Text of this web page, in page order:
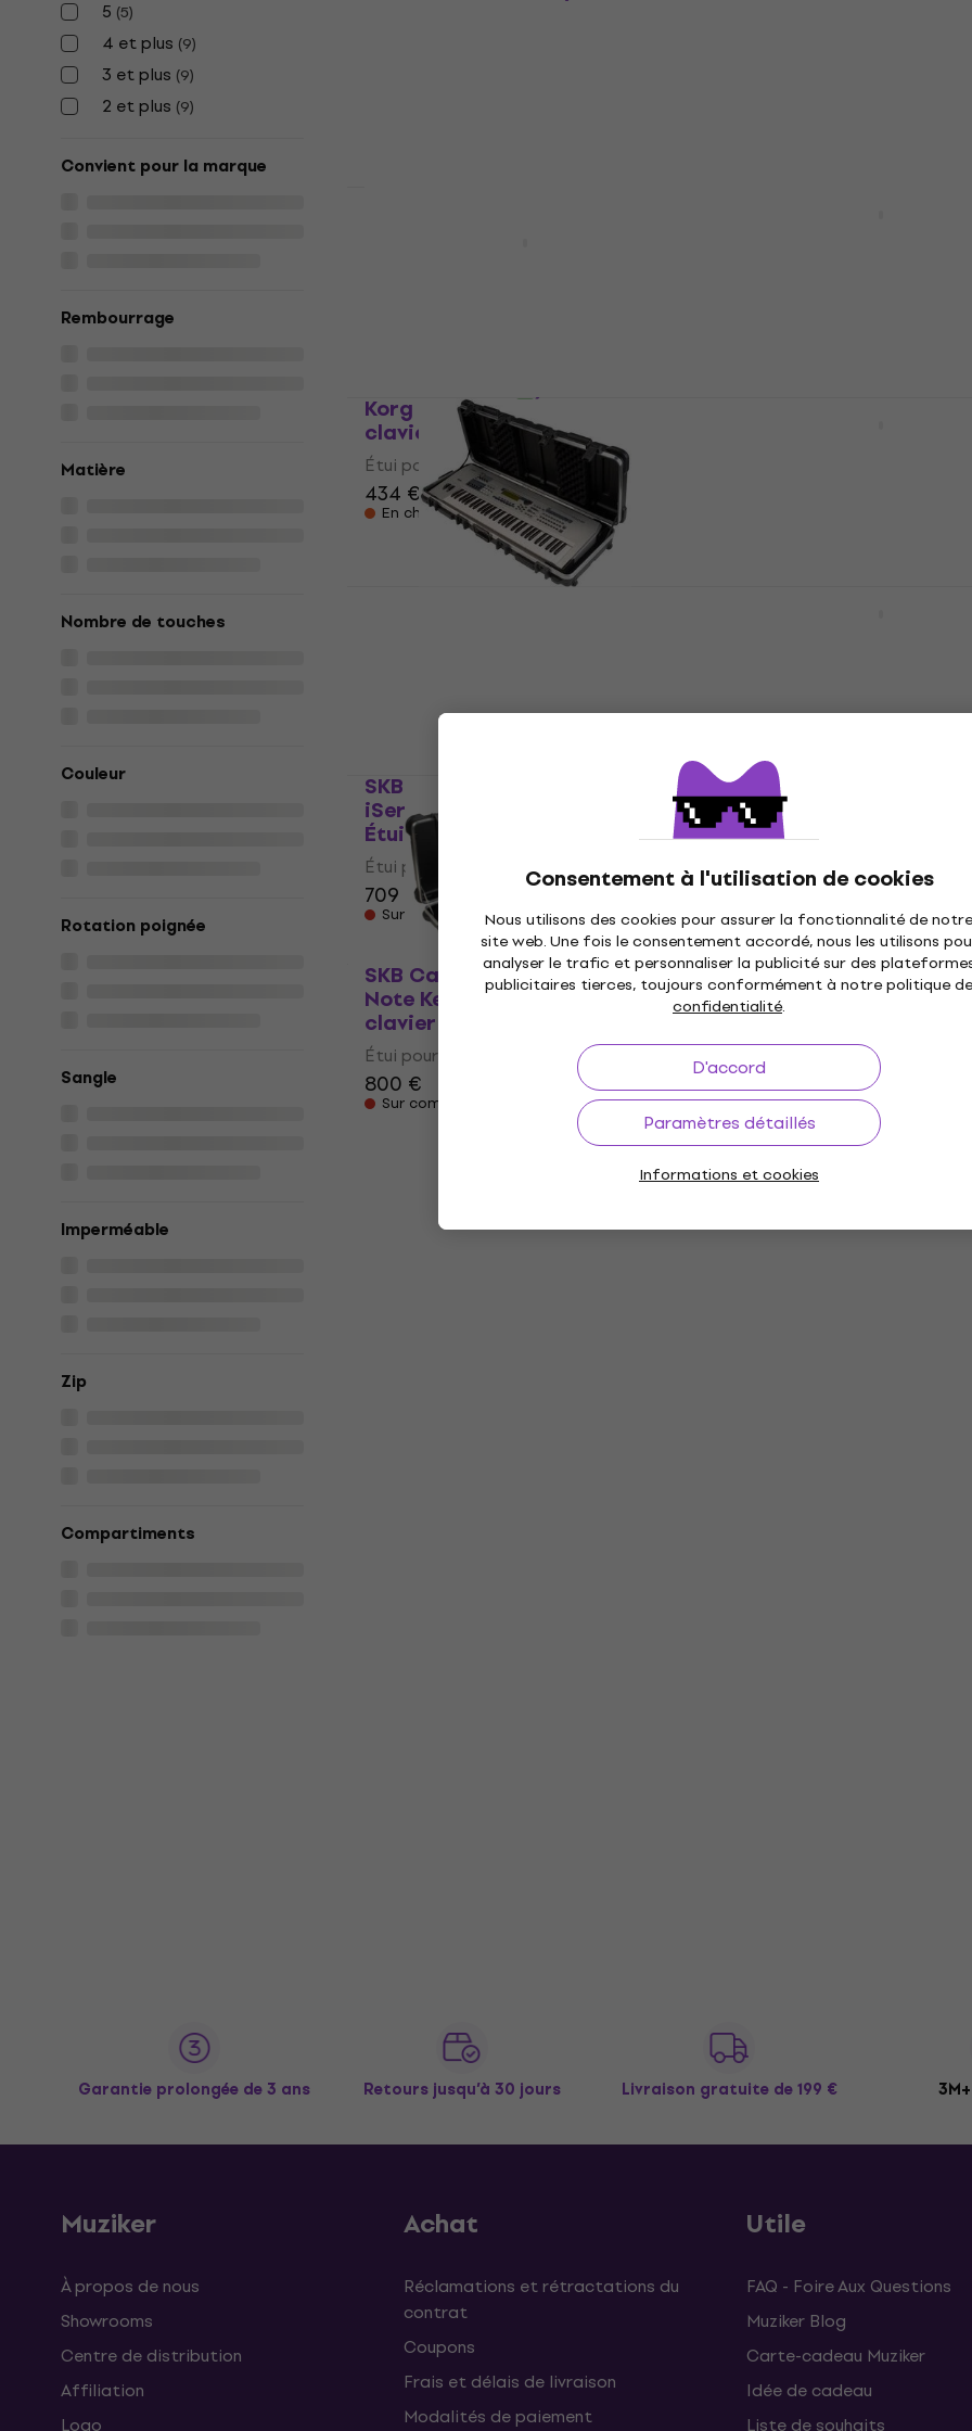
Consentement à l'utilisation de cookies
Nous utilisons des cookies pour assurer la fonctionnalité de notre
site web. Une fois le consentement accordé, nous les utilisons
analyser le trafic et personnaliser la publicité sur des
publicitaires tierces, toujours conformément à notre politique de
confidentialité.
D'accord
Paramètres détaillés
Informations et cookies
5 (5)
4 et plus (9)
3 et plus (9)
2 et plus (9)
Convient pour la marque
Rembourrage
Matière
Nombre de touches
Couleur
Rotation poignée
Sangle
Imperméable
Zip
Compartiments
Gator GTSA-KEY61 Étui pour
Korg HC-88 Key Étui pour
clavier
Étui pour clavier
434 €
En chemin
SKB Cases 1SKB-4214W 61 Note
Sur commande uniquement
453 €
SKB Cases 3I-6018-TKBD
iSeries 88-note Keyboard Case
Étui pour clavier
Étui pour clavier
709 €
Sur commande uniquement
SKB Cases 3i-4719-tkbd
pour clavier
Étui pour clavier
462 €
Sur commande uniquement
SKB Cases 1SKB-5820W ATA 88
Note Keyboard Case Étui pour
clavier
Étui pour clavier
800 €
Sur commande uniquement
Garantie prolongée de 3 ans Retours jusqu’à 30 jours Livraison gratuite de 199 €
Muziker
À propos de nous
Showrooms
Centre de distribution
Affiliation
Logo
Achat
Réclamations et rétractations du
contrat
Coupons
Frais et délais de livraison
Modalités de paiement
Utile
FAQ - Foire Aux Questions
Muziker Blog
Carte-cadeau Muziker
Idée de cadeau
Liste de souhaits